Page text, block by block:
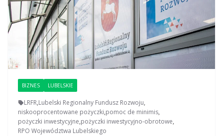
BIZNES LUBELSKIE
LRFR,Lubelski Regionalny Fundusz Rozwoju,
niskooprocentowane pożyczki,pomoc de minimis,
pożyczki inwestycyjne,pożyczki inwestycyjno-obrotowe,
RPO Województwa Lubelskiego